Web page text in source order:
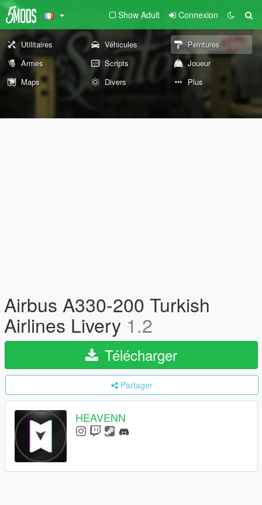
Show Adult Connexion
Utilitaires Véhicules
Peintures
Armes
Scripts
Joueur
Maps
Divers Plus
Airbus A330-200 Turkish
Airlines Livery 1.2
Télécharger
Partager
HEAVENN